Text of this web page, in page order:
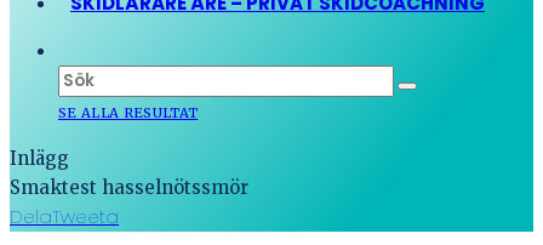
SE ALLA RESULTAT
Inlägg
Smaktest hasselnötssmör
DelaTweeta